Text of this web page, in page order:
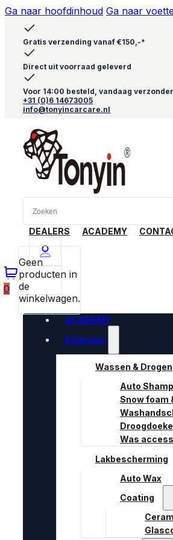
Ga naar hoofdinhoud Ga naar
Gratis verzending vanaf €150,-*
Direct uit voorraad geleverd
Voor 14:00 besteld, vandaag
+31 (0)6 14673005
info@tonyincarcare.nl
DEALERS ACADEMY
0
Geen
producten in
de
winkelwagen.
ACADEMY
Exterieur
Wassen & Drogen
Auto
Snow foam
Was
Lakbescherming
Auto Wax
Coating